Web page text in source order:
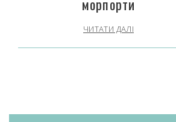
морпорти
ЧИТАТИ ДАЛІ